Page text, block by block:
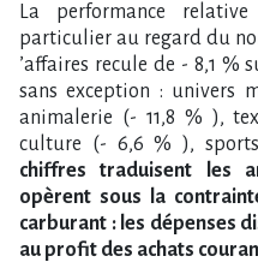
La performance
particulier au regard du
‌’affaires recule de - 8,1
sans exception : univers
animalerie (- 11,8 % ),
culture (- 6,6 % ),
chiffres traduisent les
opèrent sous la
carburant : les dépenses
au profit des achats